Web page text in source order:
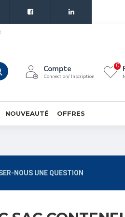
Compte
Connection/ Inscription
0
NOUVEAUTÉ OFFRES
NOUS UNE QUESTION